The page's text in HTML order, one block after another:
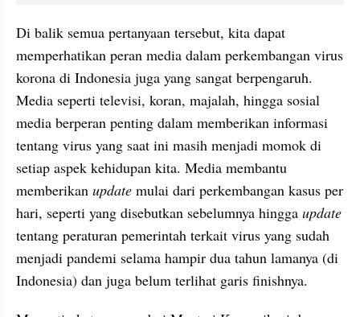
Di balik semua pertanyaan tersebut, kita dapat
memperhatikan peran media dalam perkembangan virus
korona di Indonesia juga yang sangat berpengaruh.
Media seperti televisi, koran, majalah, hingga sosial
media berperan penting dalam memberikan informasi
tentang virus yang saat ini masih menjadi momok di
setiap aspek kehidupan kita. Media membantu
memberikan update mulai dari perkembangan kasus per
hari, seperti yang disebutkan sebelumnya hingga update
tentang peraturan pemerintah terkait virus yang sudah
menjadi pandemi selama hampir dua tahun lamanya (di
Indonesia) dan juga belum terlihat garis finishnya.